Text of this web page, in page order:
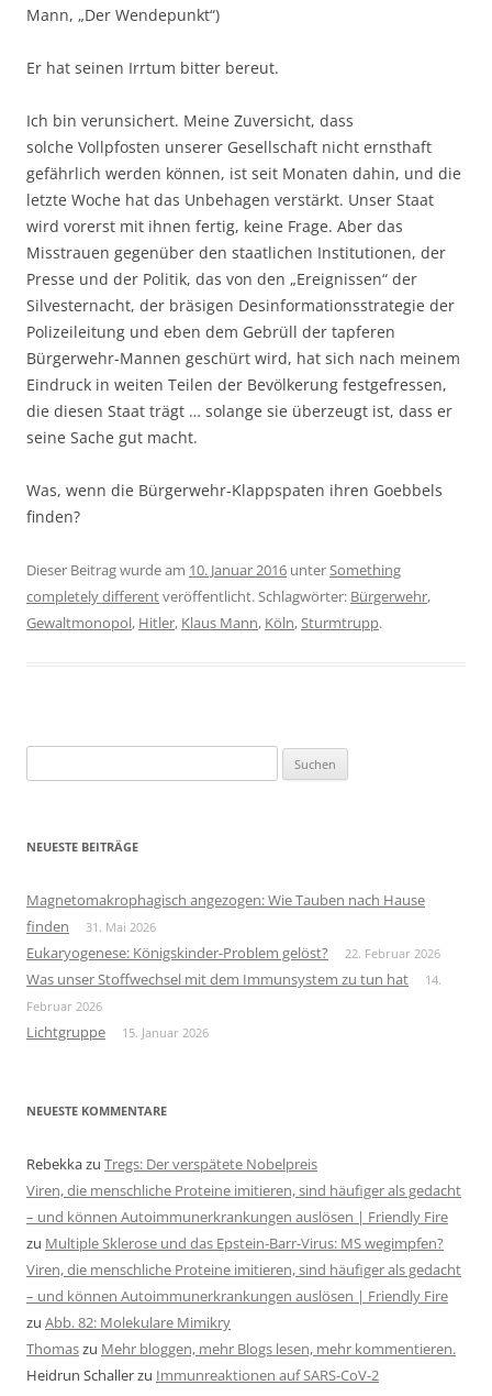
Mann, „Der Wendepunkt“)
Er hat seinen Irrtum bitter bereut.
Ich bin verunsichert. Meine Zuversicht, dass
solche Vollpfosten unserer Gesellschaft nicht ernsthaft
gefährlich werden können, ist seit Monaten dahin, und die
letzte Woche hat das Unbehagen verstärkt. Unser Staat
wird vorerst mit ihnen fertig, keine Frage. Aber das
Misstrauen gegenüber den staatlichen Institutionen, der
Presse und der Politik, das von den „Ereignissen“ der
Silvesternacht, der bräsigen Desinformationsstrategie der
Polizeileitung und eben dem Gebrüll der tapferen
Bürgerwehr-Mannen geschürt wird, hat sich nach meinem
Eindruck in weiten Teilen der Bevölkerung festgefressen,
die diesen Staat trägt … solange sie überzeugt ist, dass er
seine Sache gut macht.
Was, wenn die Bürgerwehr-Klappspaten ihren Goebbels
finden?
Dieser Beitrag wurde am 10. Januar 2016 unterSomething
completely differentveröffentlicht. Schlagwörter: Bürgerwehr,
Gewaltmonopol, Hitler, Klaus Mann, Köln,Sturmtrupp.
nach:
NEUESTE BEITRÄGE
Magnetomakrophagisch angezogen: Wie Tauben nach Hause
finden
31. Mai 2026
Eukaryogenese: Königskinder-Problem gelöst? 22. Februar 2026
Was unser Stoffwechsel mit dem Immunsystem zu tun hat
14.
Februar 2026
Lichtgruppe 15. Januar 2026
NEUESTE KOMMENTARE
Rebekkazu Tregs: Der verspätete Nobelpreis
Viren, die menschliche Proteine imitieren, sind häufiger als gedacht
– und können Autoimmunerkrankungen auslösen | Friendly Fire
zu Multiple Sklerose und das Epstein-Barr-Virus: MS wegimpfen?
Viren, die menschliche Proteine imitieren, sind häufiger als gedacht
– und können Autoimmunerkrankungen auslösen | Friendly Fire
zu Abb. 82: Molekulare Mimikry
Thomaszu Mehr bloggen, mehr Blogs lesen, mehr kommentieren.
Heidrun Schallerzu Immunreaktionen auf SARS-CoV-2